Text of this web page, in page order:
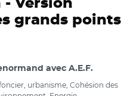
- Version
grands points
avec A.E.F.
urbanisme, Cohésion des